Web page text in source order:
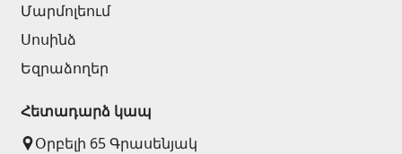
Մարմոլեում
Սոսինձ
Եզրաձողեր
Հետադարձ կապ
Օրբելի 65 Գրասենյակ